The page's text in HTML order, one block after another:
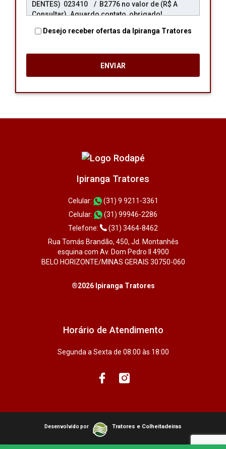
Desejo receber ofertas da Ipiranga Tratores
Ipiranga Tratores
Celular:
(31) 9 9211-3361
Celular:
(31) 99946-2286
Telefone:
(31) 3464-8462
Rua Tomás Brandão, 450, Jd. Montanhês
esquina com Av. Dom Pedro II 4900
BELO HORIZONTE/MINAS GERAIS 30750-060
®2026 Ipiranga Tratores
Horário de Atendimento
Segunda a Sexta de 08:00 às 18:00
Desenvolvido por Tratores e Colheitadeiras